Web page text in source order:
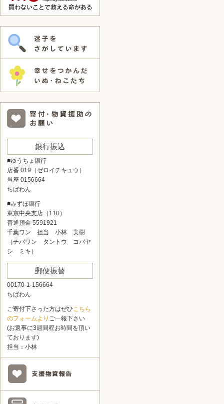
銀行振込
■ゆうちょ銀行
店番 019（ゼロイチキュウ）
当座 0156664
ちばわん
■みずほ銀行
東京中央支店（110）
普通預金 5591921
千葉ワン 担当 小林 美樹
（チバワン タントウ コバヤ
シ ミキ）
郵便振替
00170-1-156664
ちばわん
ご寄付下さった方はぜひこちら
のフォームより ご一報下さい
(お返事に3週間程お時間を頂い
ております)
担当：小林